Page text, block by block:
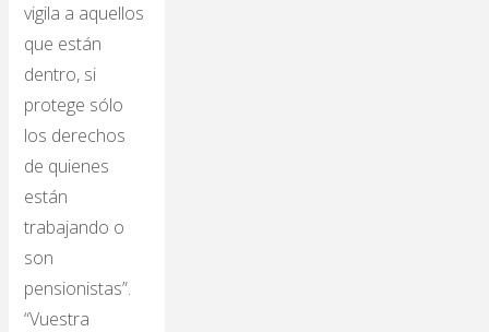
vigila a aquellos
que están
dentro, si
protege sólo
los derechos
de quienes
están
trabajando o
son
pensionistas”.
“Vuestra